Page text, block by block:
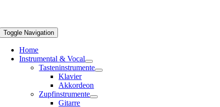
Toggle Navigation
Home
Instrumental & Vocal
Tasteninstrumente
Klavier
Akkordeon
Zupfinstrumente
Gitarre